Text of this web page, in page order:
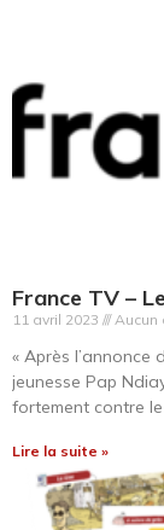
France TV –
11 avril 2023 Aucun
« Après l’annonce
jeunesse Pap
fortement contre
Lire la suite »